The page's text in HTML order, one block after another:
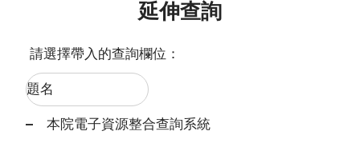
延伸查詢
請選擇帶入的查詢欄位：
本院電子資源整合查詢系統